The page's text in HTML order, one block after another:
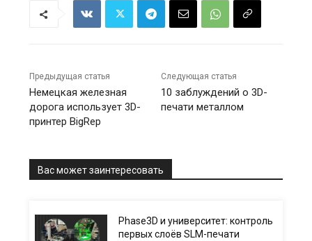
Предыдущая статья
Немецкая железная
дорога использует 3D-
принтер BigRep
Следующая статья
10 заблуждений о 3D-
печати металлом
Вас может заинтересовать
Phase3D и университет: контроль
первых слоёв SLM-печати